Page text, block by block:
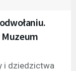
Muzeum
i dziedzictwa